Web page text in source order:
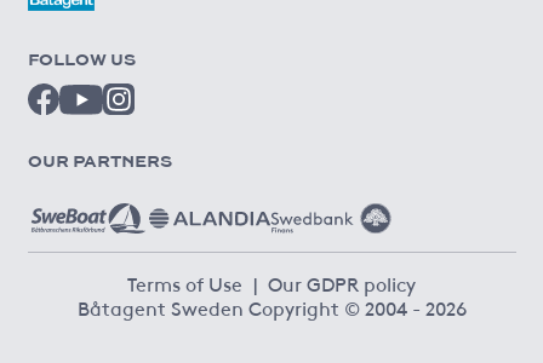
FOLLOW US
OUR PARTNERS
Terms of Use | Our GDPR policy
Båtagent Sweden Copyright © 2004 - 2026